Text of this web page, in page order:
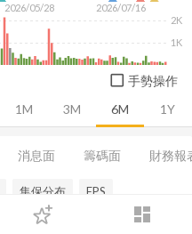
dashboard
登入
1M 3M 6M 1Y
2026/05/28 2026/07/16
1K
2K
手勢操作
消息面 籌碼面 財務報
集保分布 EPS